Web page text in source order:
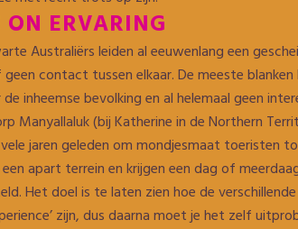
ERVARING
Australiërs leiden al eeuwenlang een
contact tussen elkaar. De meeste
inheemse bevolking en al helemaal geen
Manyallaluk (bij Katherine in de Northern
jaren geleden om mondjesmaat toeristen
apart terrein en krijgen een dag of
Het doel is te laten zien hoe de
zijn, dus daarna moet je het zelf